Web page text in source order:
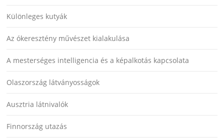
Különleges kutyák
Az ókeresztény művészet kialakulása
A mesterséges intelligencia és a képalkotás kapcsolata
Olaszország látványosságok
Ausztria látnivalók
Finnország utazás